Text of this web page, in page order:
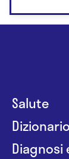
Salute
Diagnosi